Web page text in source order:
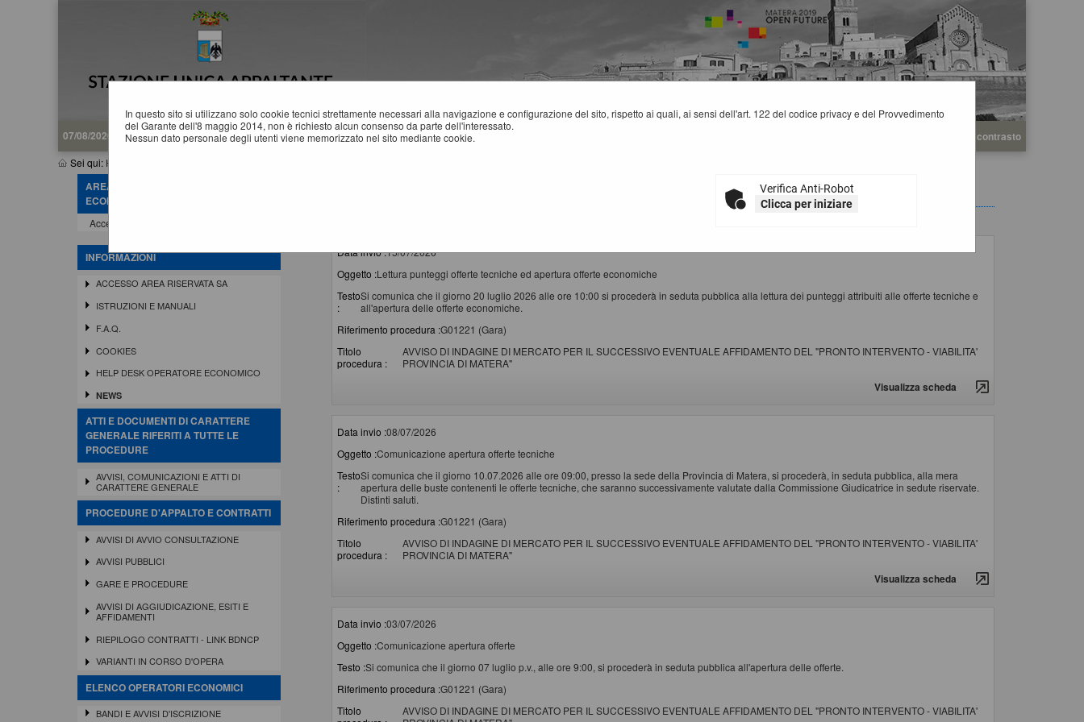
07/08/2026 22:25 Alto contrasto
Sei qui: Home
In questo sito si utilizzano solo cookie tecnici strettamente necessari alla navigazione e configurazione del sito, rispetto ai quali, ai sensi dell'art. 122 del codice privacy e del Provvedimento
del Garante dell'8 maggio 2014, non è richiesto alcun consenso da parte dell'interessato.
Nessun dato personale degli utenti viene memorizzato nel sito mediante cookie.
Verifica Anti-Robot
Clicca per iniziare
AREA RISERVATA OPERATORE
ECONOMICO
Accedi - Registrati
INFORMAZIONI
ACCESSO AREA RISERVATA SA
ISTRUZIONI E MANUALI
F.A.Q.
COOKIES
HELP DESK OPERATORE ECONOMICO
NEWS
ATTI E DOCUMENTI DI CARATTERE
GENERALE RIFERITI A TUTTE LE
PROCEDURE
AVVISI, COMUNICAZIONI E ATTI DI
CARATTERE GENERALE
PROCEDURE D'APPALTO E CONTRATTI
AVVISI DI AVVIO CONSULTAZIONE
AVVISI PUBBLICI
GARE E PROCEDURE
AVVISI DI AGGIUDICAZIONE, ESITI E
AFFIDAMENTI
RIEPILOGO CONTRATTI - LINK BDNCP
VARIANTI IN CORSO D'OPERA
ELENCO OPERATORI ECONOMICI
BANDI E AVVISI D'ISCRIZIONE
Data invio :15/07/2026
Oggetto :Lettura punteggi offerte tecniche ed apertura offerte economiche
Testo
:
Si comunica che il giorno 20 luglio 2026 alle ore 10:00 si procederà in seduta pubblica alla lettura dei punteggi attribuiti alle offerte tecniche e
all'apertura delle offerte economiche.
Riferimento procedura :G01221 (Gara)
Titolo
procedura :
AVVISO DI INDAGINE DI MERCATO PER IL SUCCESSIVO EVENTUALE AFFIDAMENTO DEL "PRONTO INTERVENTO - VIABILITA'
PROVINCIA DI MATERA"
Visualizza scheda
Data invio :08/07/2026
Oggetto :Comunicazione apertura offerte tecniche
Testo
:
Si comunica che il giorno 10.07.2026 alle ore 09:00, presso la sede della Provincia di Matera, si procederà, in seduta pubblica, alla mera
apertura delle buste contenenti le offerte tecniche, che saranno successivamente valutate dalla Commissione Giudicatrice in sedute riservate.
Distinti saluti.
Riferimento procedura :G01221 (Gara)
Titolo
procedura :
AVVISO DI INDAGINE DI MERCATO PER IL SUCCESSIVO EVENTUALE AFFIDAMENTO DEL "PRONTO INTERVENTO - VIABILITA'
PROVINCIA DI MATERA"
Visualizza scheda
Data invio :03/07/2026
Oggetto :Comunicazione apertura offerte
Testo :Si comunica che il giorno 07 luglio p.v., alle ore 9:00, si procederà in seduta pubblica all'apertura delle offerte.
Riferimento procedura :G01221 (Gara)
Titolo
AVVISO DI INDAGINE DI MERCATO PER IL SUCCESSIVO EVENTUALE AFFIDAMENTO DEL "PRONTO INTERVENTO - VIABILITA'